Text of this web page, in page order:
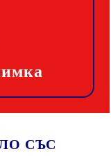
СЪС